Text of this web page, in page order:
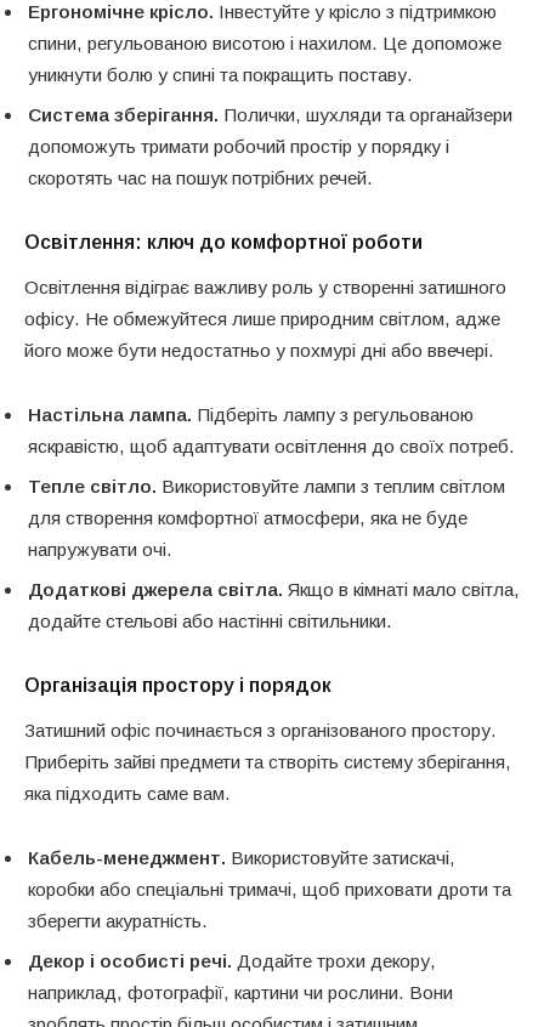
Ергономічне крісло. Інвестуйте у крісло з підтримкою
спини, регульованою висотою і нахилом. Це допоможе
уникнути болю у спині та покращить поставу.
Система зберігання. Полички, шухляди та органайзери
допоможуть тримати робочий простір у порядку і
скоротять час на пошук потрібних речей.
Освітлення: ключ до комфортної роботи
Освітлення відіграє важливу роль у створенні затишного
офісу. Не обмежуйтеся лише природним світлом, адже
його може бути недостатньо у похмурі дні або ввечері.
Настільна лампа. Підберіть лампу з регульованою
яскравістю, щоб адаптувати освітлення до своїх потреб.
Тепле світло. Використовуйте лампи з теплим світлом
для створення комфортної атмосфери, яка не буде
напружувати очі.
Додаткові джерела світла. Якщо в кімнаті мало світла,
додайте стельові або настінні світильники.
Організація простору і порядок
Затишний офіс починається з організованого простору.
Приберіть зайві предмети та створіть систему зберігання,
яка підходить саме вам.
Кабель-менеджмент. Використовуйте затискачі,
коробки або спеціальні тримачі, щоб приховати дроти та
зберегти акуратність.
Декор і особисті речі. Додайте трохи декору,
наприклад, фотографії, картини чи рослини. Вони